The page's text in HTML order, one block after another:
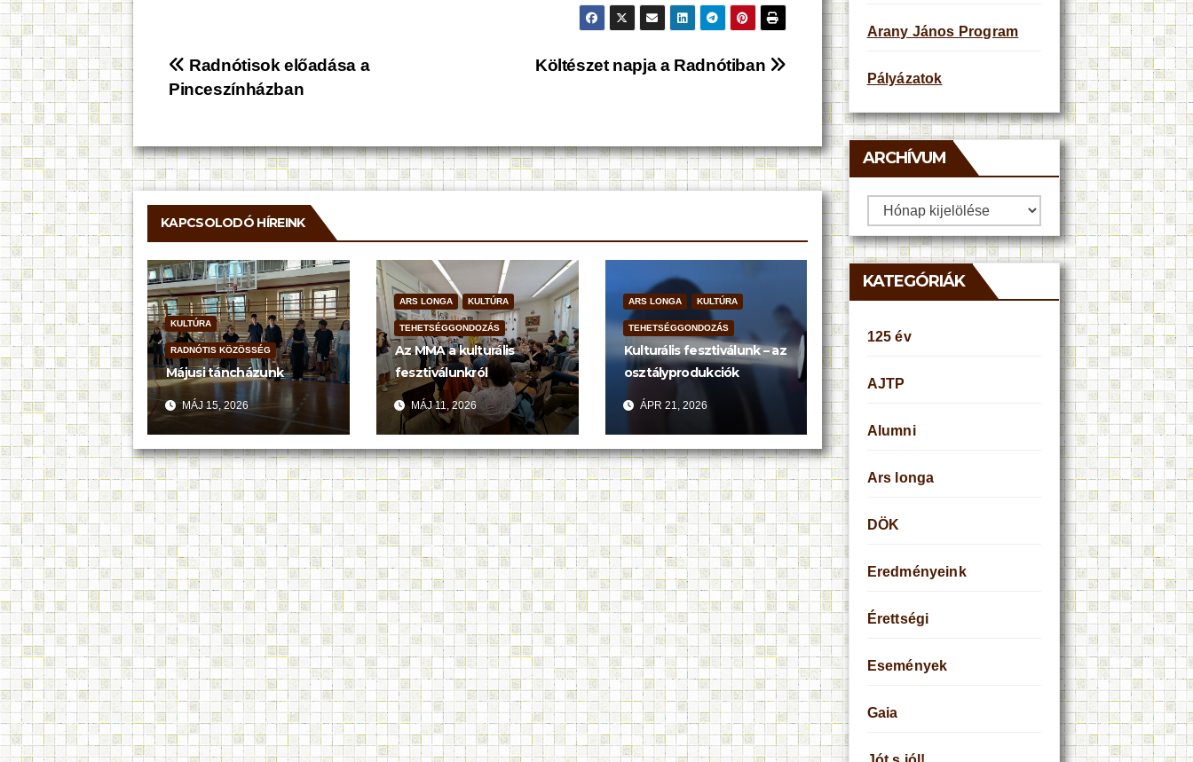
Bejegyzés
Költészet napja a Radnótiban
Radnótisok előadása a
Pinceszínházban
KAPCSOLODÓ HÍREINK
KULTÚRA
RADNÓTIS KÖZÖSSÉG
Májusi táncházunk
MÁJ 15, 2026
ARS LONGA KULTÚRA
TEHETSÉGGONDOZÁS
Az MMA a kulturális
fesztiválunkról
MÁJ 11, 2026
ARS LONGA KULTÚRA
TEHETSÉGGONDOZÁS
Kulturális fesztiválunk – az
osztályprodukciók
ÁPR 21, 2026
Arany János Program
Pályázatok
ARCHÍVUM
Archívum
KATEGÓRIÁK
125 év
AJTP
Alumni
Ars longa
DÖK
Eredményeink
Érettségi
Események
Gaia